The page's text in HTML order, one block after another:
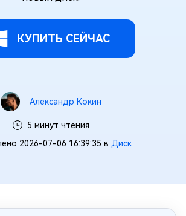
КУПИТЬ СЕЙЧАС
Александр Кокин
5 минут чтения
2026-07-06 16:39:35 в Диск